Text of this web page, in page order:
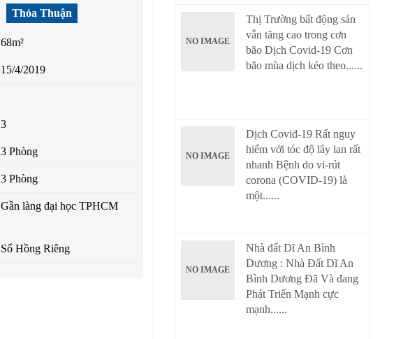
Thỏa Thuận
68m²
15/4/2019
3
3 Phòng
3 Phòng
Gần làng đại học TPHCM
Sổ Hồng Riêng
NO IMAGE
Thị Trường bất động sản
vẫn tăng cao trong cơn
bão Dịch Covid-19 Cơn
bão mùa dịch kéo theo......
NO IMAGE
Dịch Covid-19 Rất nguy
hiểm với tóc độ lây lan rất
nhanh Bệnh do vi-rút
corona (COVID-19) là
một......
NO IMAGE
Nhà đất Dĩ An Bình
Dương : Nhà Đất Dĩ An
Bình Dương Đã Và đang
Phát Triển Mạnh cực
mạnh......